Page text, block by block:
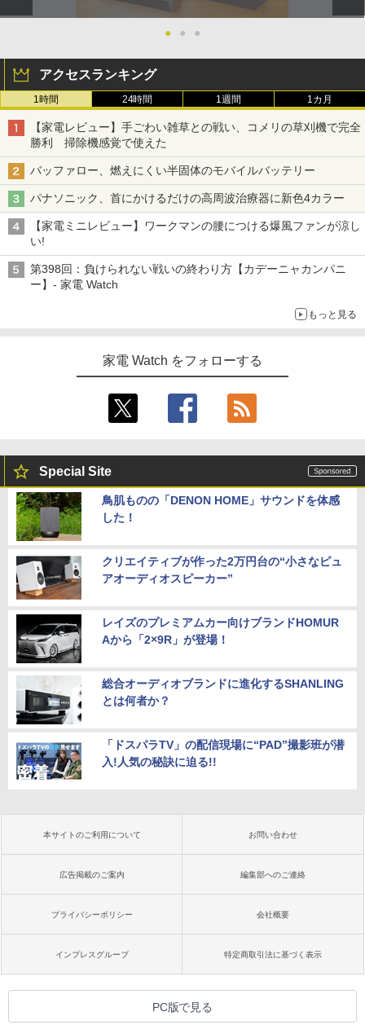
● ● ●
アクセスランキング
1時間 24時間 1週間 1カ月
【家電レビュー】手ごわい雑草との戦い、コメリの草刈機で完全
勝利 掃除機感覚で使えた
バッファロー、燃えにくい半固体のモバイルバッテリー
パナソニック、首にかけるだけの高周波治療器に新色4カラー
【家電ミニレビュー】ワークマンの腰につける爆風ファンが涼し
い!
第398回：負けられない戦いの終わり方【カデーニャカンパニ
ー】- 家電 Watch
もっと見る
家電 Watch をフォローする
Special Site
鳥肌ものの「DENON HOME」サウンドを体感
した！
クリエイティブが作った2万円台の“小さなピュ
アオーディオスピーカー”
レイズのプレミアムカー向けブランドHOMUR
Aから「2×9R」が登場！
総合オーディオブランドに進化するSHANLING
とは何者か？
「ドスパラTV」の配信現場に“PAD”撮影班が潜
入!人気の秘訣に迫る!!
本サイトのご利用について お問い合わせ
広告掲載のご案内 編集部へのご連絡
プライバシーポリシー 会社概要
インプレスグループ 特定商取引法に基づく表示
PC版で見る